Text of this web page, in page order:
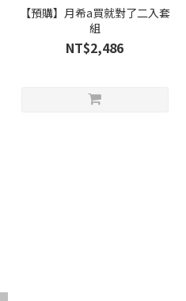
【預購】月希a買就對了二入套
組
NT$2,486